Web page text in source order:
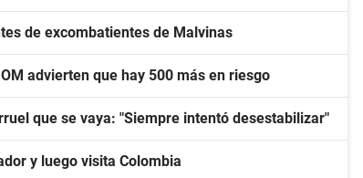
de excombatientes de Malvinas
advierten que hay 500 más en riesgo
que se vaya: "Siempre intentó desestabilizar"
y luego visita Colombia